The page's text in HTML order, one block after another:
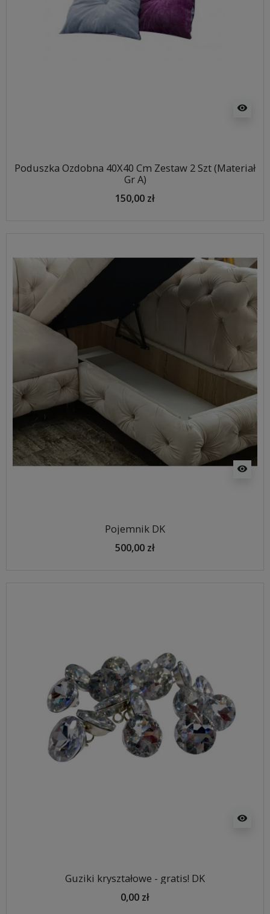
visibility
Poduszka Ozdobna 40X40 Cm Zestaw 2 Szt (Materiał
Gr A)
150,00 zł
visibility
Pojemnik DK
500,00 zł
visibility
Guziki kryształowe - gratis! DK
0,00 zł